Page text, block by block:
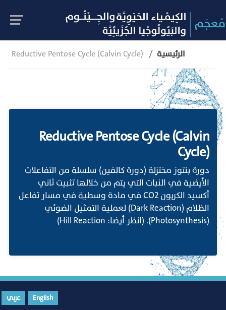
Reductive Pentose Cycle (Calvin Cycle) الرئيسية
Reductive Pentose Cycle (Calvin
Cycle)
دورة بنتوز مختزلة (دورة كالفين) سلسلة من التفاعلات
الأيضية في النبات التي يتم من خلالها تثبيت ثاني
أكسيد الكربون CO2 في مادة وسطية في مسار تفاعل
الظلام (Dark Reaction) لعملية التمثيل الضوئي
(Photosynthesis). (انظر أيضا: Hill Reaction)
English عربي